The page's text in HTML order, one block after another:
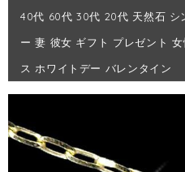
40代 60代 30代 20代 天然石 シ
ー 妻 彼女 ギフト プレゼント
ス ホワイトデー バレンタイン